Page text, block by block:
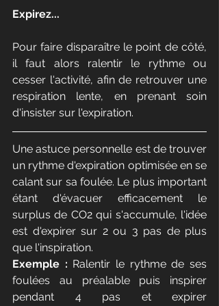
Expirez...
Pour faire disparaître le point de côté,
il faut alors ralentir le rythme ou
cesser l'activité, afin de retrouver une
respiration lente, en prenant soin
d'insister sur l'expiration.
Une astuce personnelle est de trouver
un rythme d'expiration optimisée en se
calant sur sa foulée. Le plus important
étant d'évacuer efficacement le
surplus de CO2 qui s'accumule, l'idée
est d'expirer sur 2 ou 3 pas de plus
que l'inspiration.
Exemple : Ralentir le rythme de ses
foulées au préalable puis inspirer
pendant 4 pas et expirer